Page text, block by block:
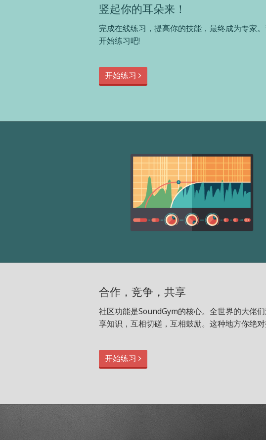
竖起你的耳朵来！
完成在线练习，提高你的技能，最终成为专家
开始练习吧!
开始练习
合作，竞争，共享
社区功能是SoundGym的核心。全世界的大佬
享知识，互相切磋，互相鼓励。这种地方你绝对
开始练习